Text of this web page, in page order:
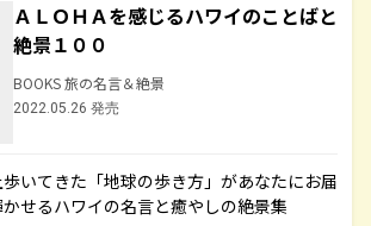
ＡＬＯＨＡを感じるハワイのことばと
絶景１００
BOOKS 旅の名言＆絶景
2022.05.26 発売
いてきた「地球の歩き方」があなたにお届
せるハワイの名言と癒やしの絶景集